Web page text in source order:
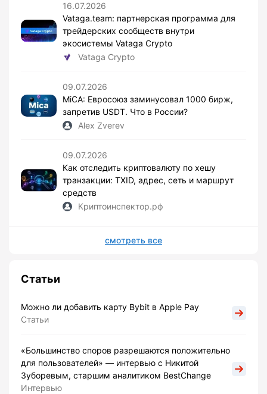
16.07.2026
Vataga.team: партнерская программа для
трейдерских сообществ внутри
экосистемы Vataga Crypto
Vataga Crypto
09.07.2026
MiCA: Евросоюз заминусовал 1000 бирж,
запретив USDT. Что в России?
Alex Zverev
09.07.2026
Как отследить криптовалюту по хешу
транзакции: TXID, адрес, сеть и маршрут
средств
Криптоинспектор.рф
смотреть все
Статьи
Можно ли добавить карту Bybit в Apple Pay
Статьи
«Большинство споров разрешаются положительно
для пользователей» — интервью с Никитой
Зуборевым, старшим аналитиком BestChange
Интервью